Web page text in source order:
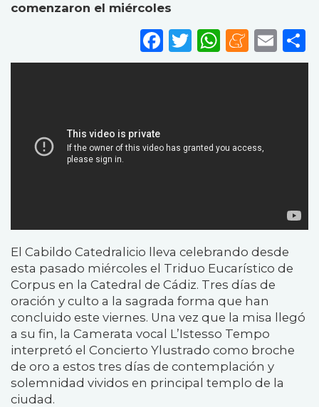
comenzaron el miércoles
Facebook
Twitter
El Cabildo Catedralicio lleva celebrando desde
esta pasado miércoles el Triduo Eucarístico de
Corpus en la Catedral de Cádiz. Tres días de
oración y culto a la sagrada forma que han
concluido este viernes. Una vez que la misa llegó
a su fin, la Camerata vocal L’Istesso Tempo
interpretó el Concierto Ylustrado como broche
de oro a estos tres días de contemplación y
solemnidad vividos en principal templo de la
ciudad.